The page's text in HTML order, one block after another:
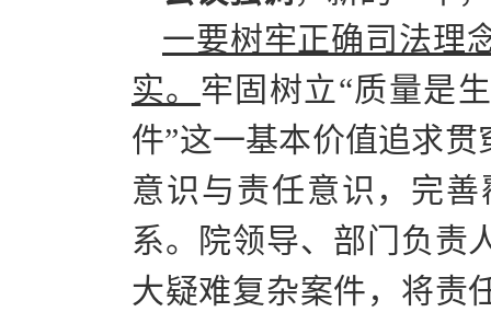
一要树牢正确司法理
实。 牢固树立“质量是
件”这一基本价值追求
意识与责任意识，完
系。院领导、部门负责
大疑难复杂案件，将责